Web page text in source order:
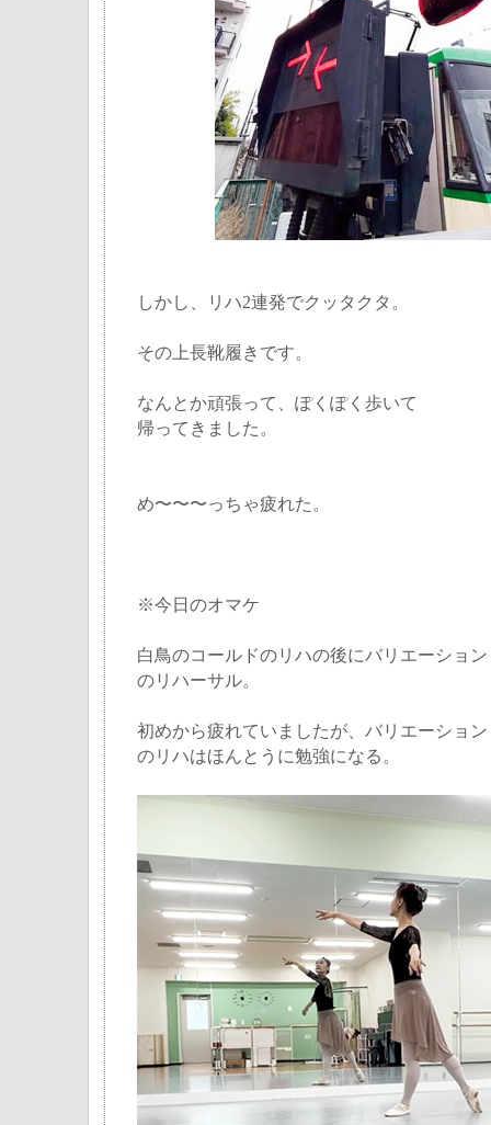
しかし、リハ2連発でクッタクタ。
その上長靴履きです。
なんとか頑張って、ぽくぽく歩いて
帰ってきました。
め〜〜〜っちゃ疲れた。
※今日のオマケ
白鳥のコールドのリハの後にバリエーション
のリハーサル。
初めから疲れていましたが、バリエーション
のリハはほんとうに勉強になる。